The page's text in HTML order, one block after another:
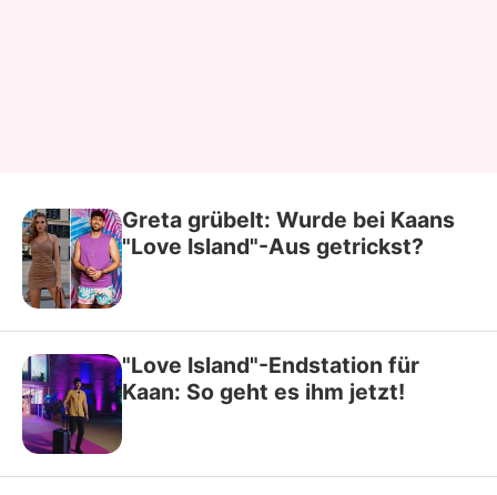
Greta grübelt: Wurde bei Kaans
"Love Island"-Aus getrickst?
"Love Island"-Endstation für
Kaan: So geht es ihm jetzt!